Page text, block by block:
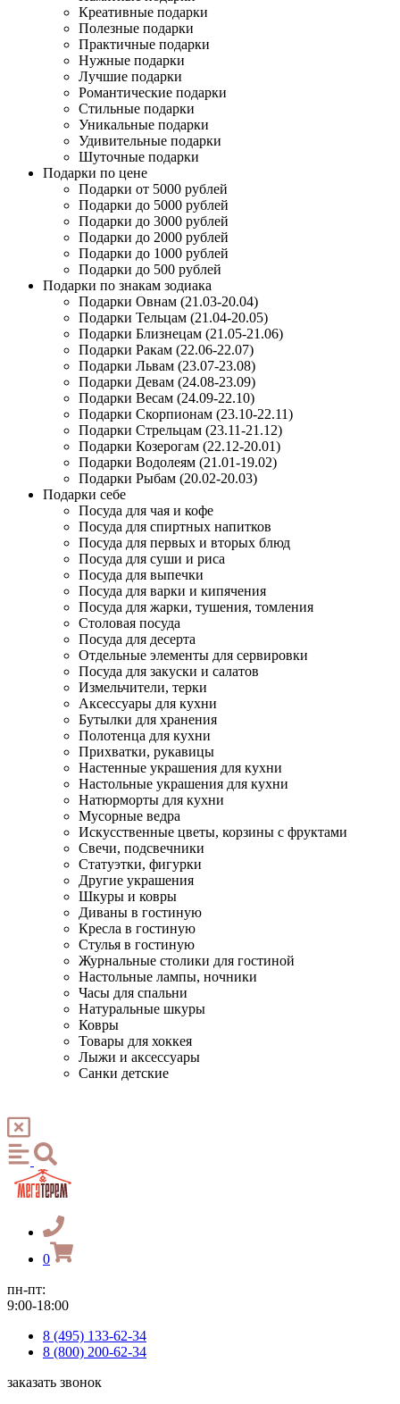
Креативные подарки
Полезные подарки
Практичные подарки
Нужные подарки
Лучшие подарки
Романтические подарки
Стильные подарки
Уникальные подарки
Удивительные подарки
Шуточные подарки
Подарки по цене
Подарки от 5000 рублей
Подарки до 5000 рублей
Подарки до 3000 рублей
Подарки до 2000 рублей
Подарки до 1000 рублей
Подарки до 500 рублей
Подарки по знакам зодиака
Подарки Овнам (21.03-20.04)
Подарки Тельцам (21.04-20.05)
Подарки Близнецам (21.05-21.06)
Подарки Ракам (22.06-22.07)
Подарки Львам (23.07-23.08)
Подарки Девам (24.08-23.09)
Подарки Весам (24.09-22.10)
Подарки Скорпионам (23.10-22.11)
Подарки Стрельцам (23.11-21.12)
Подарки Козерогам (22.12-20.01)
Подарки Водолеям (21.01-19.02)
Подарки Рыбам (20.02-20.03)
Подарки себе
Посуда для чая и кофе
Посуда для спиртных напитков
Посуда для первых и вторых блюд
Посуда для суши и риса
Посуда для выпечки
Посуда для варки и кипячения
Посуда для жарки, тушения, томления
Столовая посуда
Посуда для десерта
Отдельные элементы для сервировки
Посуда для закуски и салатов
Измельчители, терки
Аксессуары для кухни
Бутылки для хранения
Полотенца для кухни
Прихватки, рукавицы
Настенные украшения для кухни
Настольные украшения для кухни
Натюрморты для кухни
Мусорные ведра
Искусственные цветы, корзины с фруктами
Свечи, подсвечники
Статуэтки, фигурки
Другие украшения
Шкуры и ковры
Диваны в гостиную
Кресла в гостиную
Стулья в гостиную
Журнальные столики для гостиной
Настольные лампы, ночники
Часы для спальни
Натуральные шкуры
Ковры
Товары для хоккея
Лыжи и аксессуары
Санки детские
0
пн-пт:
9:00-18:00
8 (495) 133-62-34
8 (800) 200-62-34
заказать звонок